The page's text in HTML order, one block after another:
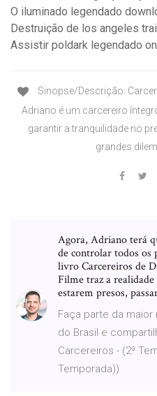
O iluminado legendado
Destruição de los angeles
Assistir poldark legendado
Sinopse/Descrição:
Adriano é um carcereiro
garantir a tranquilidade no
grandes
Agora, Adriano terá
de controlar todos os
livro Carcereiros de
Filme traz a
estarem presos,
Faça parte da
do Brasil e
Carcereiros - (2ª
Temporada))